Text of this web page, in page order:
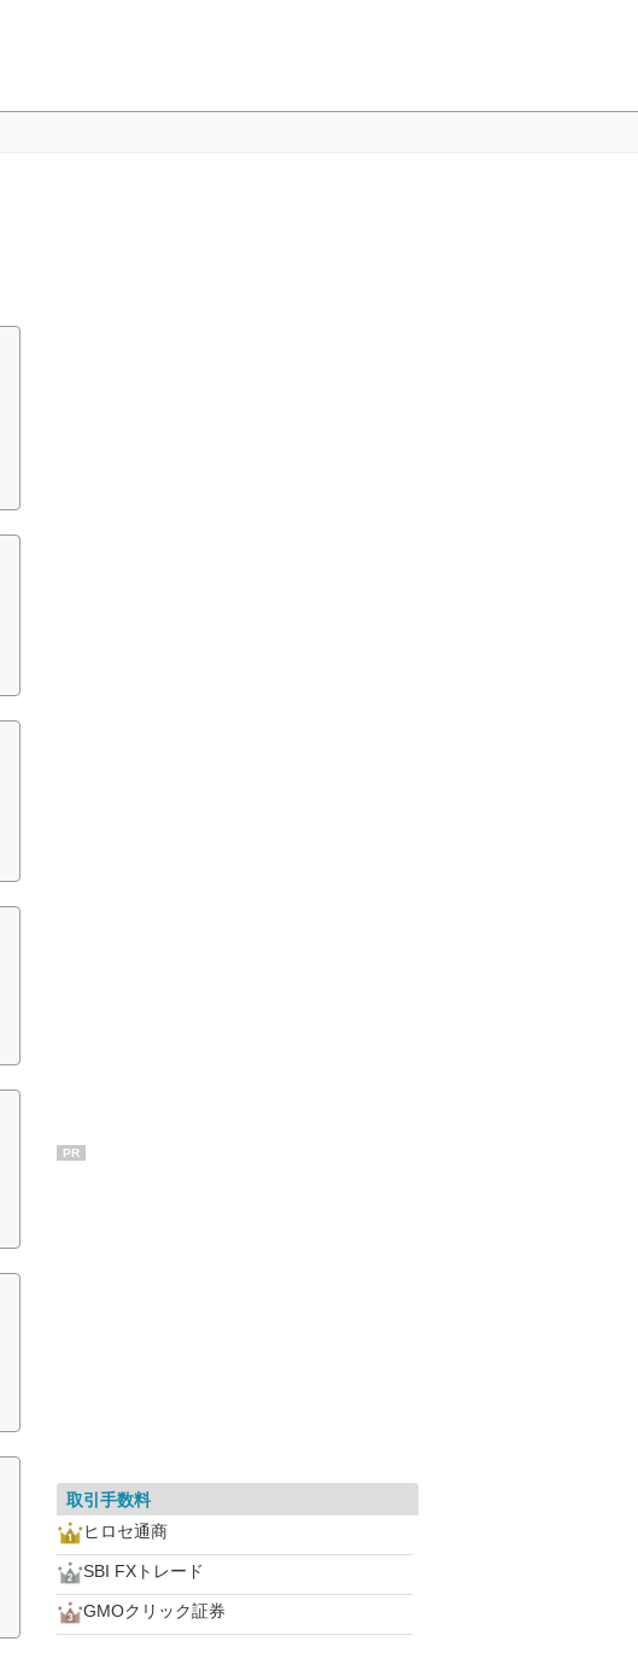
PR
取引手数料
ヒロセ通商
SBI FXトレード
GMOクリック証券